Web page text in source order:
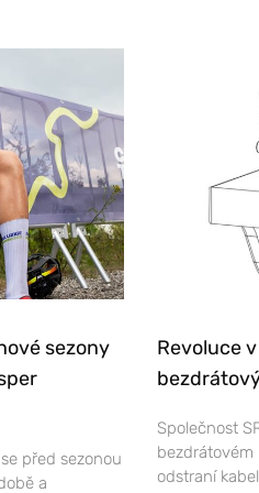
sezony
před sezonou
a
Revoluce
Společnost
bezdrátovém
odstraní